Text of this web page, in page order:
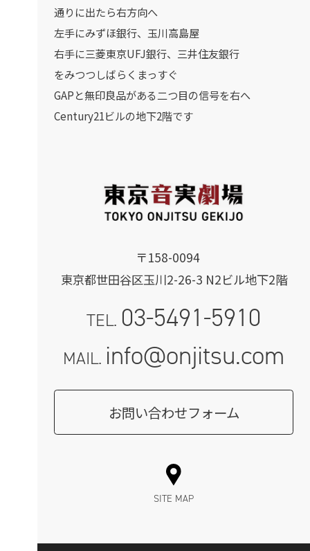
〒158-0094
東京都世田谷区玉川2-26-3 N2ビル地下2階
TEL. 03-5491-5910
MAIL. info@onjitsu.com
お問い合わせフォーム
通りに出たら右方向へ
左手にみずほ銀行、玉川高島屋
右手に三菱東京UFJ銀行、三井住友銀行
をみつつしばらくまっすぐ
GAPと無印良品がある二つ目の信号を右へ
Century21ビルの地下2階です
SITE MAP